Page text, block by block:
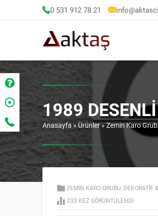
0 531 912 78 21
1989
Anasayfa » Ürünler»Zemin Karo
ZEMIN KARO GRUBU DEKORATIF
233 KEZ GÖRÜNTÜLENDI